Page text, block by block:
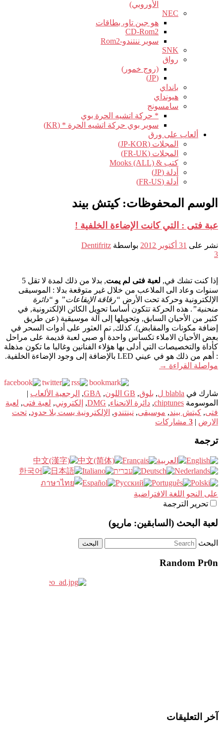
الأوروبي)
NEC
هو جين تاو، بطاقات
CD-Rom2
سوبر ننتندو-Rom2
SNK
رواق
(روج خمور)
(JP)
بانداي
هيونداي
سامسونج
* حركة اتشيه الحرة بوي
سوبر بوي حركة اتشيه الحرة * (KR)
ألعاب على ورق
المجلات (JP-KOR)
المجلات (FR-UK)
كتب & Mooks (ALL)
أدلة (JP)
أدلة (FR-US)
الوسم المحفوظات:كيتش بيند
عبة فتى : التي كانت الإضاءة الخلفية !
نشر على 31 أكتوبر 2012 بواسطة Dentifritz
3
إذا كنت تشك في, لعبة فتى لم يمت
, بدلا من ذلك لمدة لا تقل 5
سنوات وعاد الى الملاعب من خلال غير متوقعة بدلا : الموسيقى
الإلكترونية وحركة تحت الأرض “رقاقة الإيقاعات” و “دائرة
منحنية”. هذه الحركة تتكون أساسا تحويل الكائن الإلكترونية, في
كثير من الأحيان السابق, وتحويلها إلى آلة موسيقية (عن طريق
إضافة مكونات والمقابض). كذلك, تم العثور على أدوات السحر في
بعض الأحيان الاملاء تكساس واحدة أو صبي لعبة قديمة على مراحل
كأداة والتخصيصات التي أدلى بها هؤلاء الفنانين وغالبا ما تكون مذهلة
: أهم من ذلك هو في عيني LED بالإضافة إلى وجود الإضاءة الخلفية.
مواصلة القراءة →
شارك في blabla ل , بلوق, GB اللون ,
GBA
, الرجعية الألعاب |
الموسومة chiptunes
, دائرة الانحناء,
DMG
, إلكتروني, لعبة فتى, لعبة
فتى, كيتش بيند, موسيقى, نينتندو, الإلكترونية يست بلا حدود, تحت
الارض |
3 مشاركات
ترجمة
على النحو اللغة الافتراضية
تحرير الترجمة
لعبة البحث (السابقين: ماريو)
البحث
Random Pr0n
آخر التعليقات